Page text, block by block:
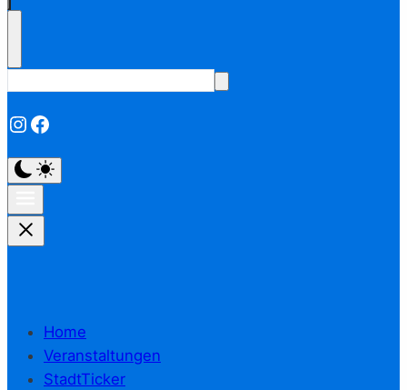
Instagram
Facebook
Home
Veranstaltungen
StadtTicker